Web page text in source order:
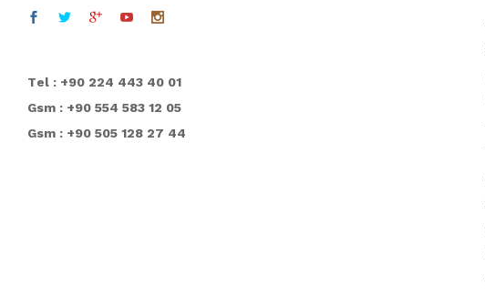
Tel : +90 224 443 40 01
Gsm : +90 554 583 12 05
Gsm : +90 505 128 27 44